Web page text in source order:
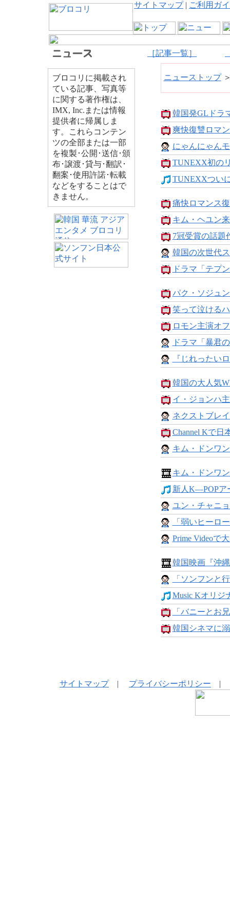
サイトマップ| ご利用ガ
［記事一覧］
ブロコリに掲載され
ている記事、写真等
に関する著作権は、
IMX, Inc.または情報
提供者に帰属しま
す。これらコンテン
ツの全部または一部
を複製･公開･送信･頒
布･譲渡･貸与･翻訳･
翻案･使用許諾･転載
などをすることはで
きません。
ニューストップ
韓国発GLドラ
爽快復讐ロマ
にゃんにゃん
TUNEXX初の
TUNEXXつい
痛快ロマンス
キム・ヘユン
7冠受賞の話題
韓国の次世代
ドラマ「テプ
パク・ソジュ
笑って泣ける
ロモン主演オ
ドラマ「暴君
『じれったい
韓国の大人気
イ・ジョンハ
ネクストブレ
Channel Kで日
キム・ドンワ
キム・ドンワ
新人K―POPア
ユン・チャニ
「弱いヒーロ
Prime Videoで
韓国映画『沖
「ソンフンと
Music Kオリジ
「バニーとお
韓国シネマに
サイトマップ| プライバシーポリシー